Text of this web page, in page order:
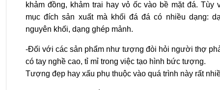
khảm đồng, khảm trai hay vỏ ốc vào bề mặt đá. Tùy
mục đích sản xuất mà khối đá đá có nhiều dạng:
nguyên khối, dạng ghép mảnh.
-Đối với các sản phẩm như tượng đòi hỏi người thợ
có tay nghề cao, tỉ mỉ trong việc tạo hình bức tượng.
Tượng đẹp hay xấu phụ thuộc vào quá trình này rất